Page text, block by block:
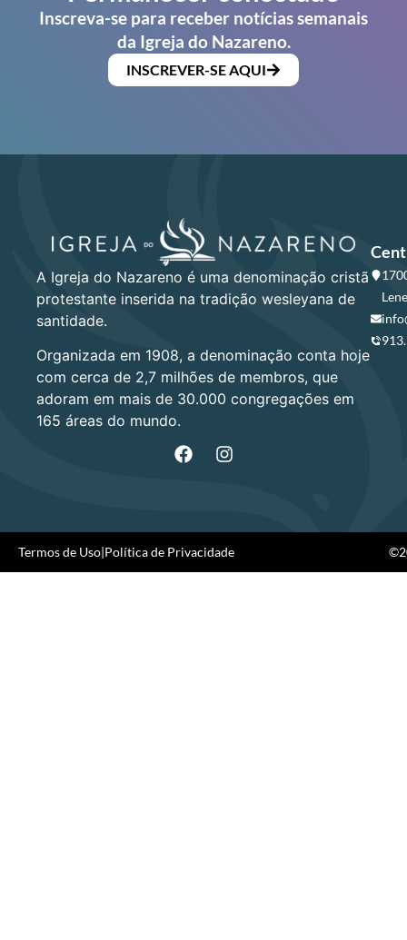
Inscreva-se para receber notícias semanais
da Igreja do Nazareno.
INSCREVER-SE AQUI
A Igreja do Nazareno é uma denominação cristã
protestante inserida na tradição wesleyana de
santidade.
Organizada em 1908, a denominação conta hoje
com cerca de 2,7 milhões de membros, que
adoram em mais de 30.000 congregações em
165 áreas do mundo.
Termos de Uso|Política de Privacidade